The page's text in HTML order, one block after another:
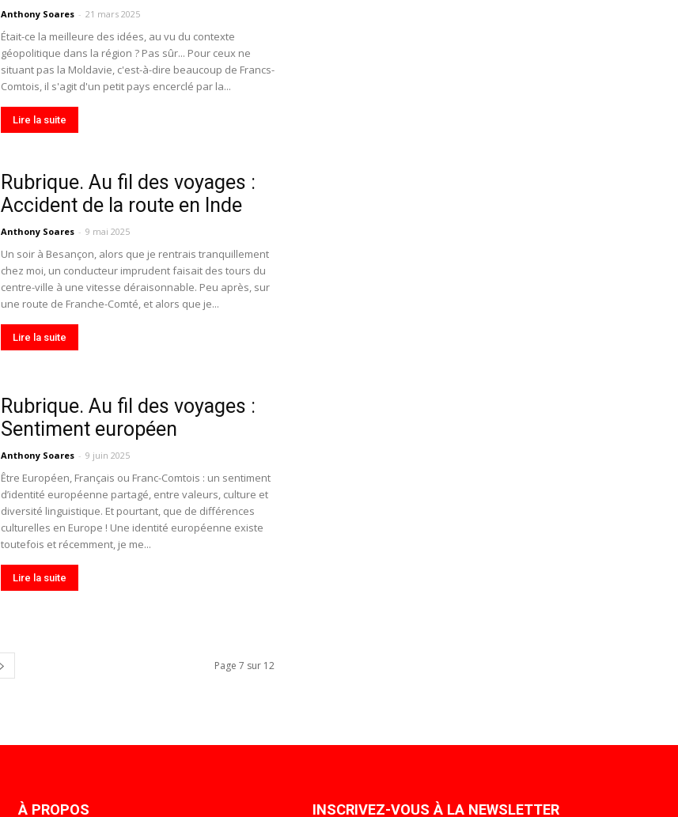
Anthony Soares - 21 mars 2025
Était-ce la meilleure des idées, au vu du contexte
géopolitique dans la région ? Pas sûr... Pour ceux ne
situant pas la Moldavie, c'est-à-dire beaucoup de Francs-
Comtois, il s'agit d'un petit pays encerclé par la...
Lire la suite
Rubrique. Au fil des voyages :
Accident de la route en Inde
Anthony Soares - 9 mai 2025
Un soir à Besançon, alors que je rentrais tranquillement
chez moi, un conducteur imprudent faisait des tours du
centre-ville à une vitesse déraisonnable. Peu après, sur
une route de Franche-Comté, et alors que je...
Lire la suite
Rubrique. Au fil des voyages :
Sentiment européen
Anthony Soares - 9 juin 2025
Être Européen, Français ou Franc-Comtois : un sentiment
d’identité européenne partagé, entre valeurs, culture et
diversité linguistique. Et pourtant, que de différences
culturelles en Europe ! Une identité européenne existe
toutefois et récemment, je me...
Lire la suite
Page 7 sur 12